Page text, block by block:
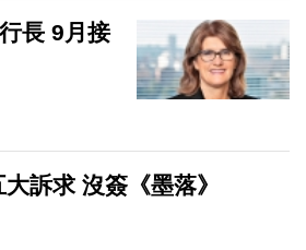
長 9月接
訴求 沒簽《墨落》